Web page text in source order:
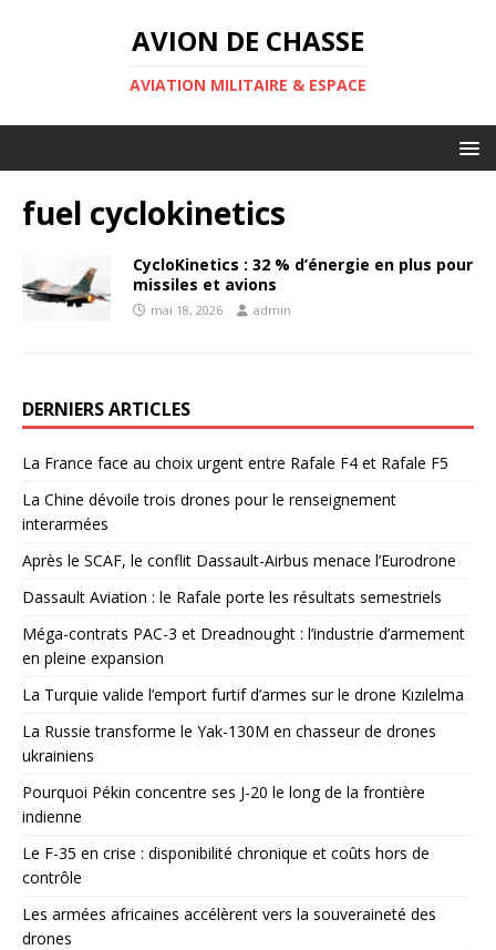
AVION DE CHASSE
AVIATION MILITAIRE & ESPACE
fuel cyclokinetics
CycloKinetics : 32 % d’énergie en plus pour
missiles et avions
mai 18, 2026 admin
DERNIERS ARTICLES
La France face au choix urgent entre Rafale F4 et Rafale F5
La Chine dévoile trois drones pour le renseignement
interarmées
Après le SCAF, le conflit Dassault-Airbus menace l’Eurodrone
Dassault Aviation : le Rafale porte les résultats semestriels
Méga-contrats PAC-3 et Dreadnought : l’industrie d’armement
en pleine expansion
La Turquie valide l’emport furtif d’armes sur le drone Kızılelma
La Russie transforme le Yak-130M en chasseur de drones
ukrainiens
Pourquoi Pékin concentre ses J-20 le long de la frontière
indienne
Le F-35 en crise : disponibilité chronique et coûts hors de
contrôle
Les armées africaines accélèrent vers la souveraineté des
drones